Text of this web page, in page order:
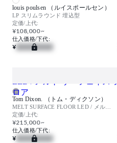
louis poulsen （ルイスポールセン）
LP スリムラウンド 埋込型
定価/上代:
¥108,000 ~
仕入価格/下代:
¥
Tom Dixon. （トム・ディクソン）
MELT SURFACE FLOOR LED / メルト サーフェイス フロア
定価/上代:
¥215,000 ~
仕入価格/下代:
¥